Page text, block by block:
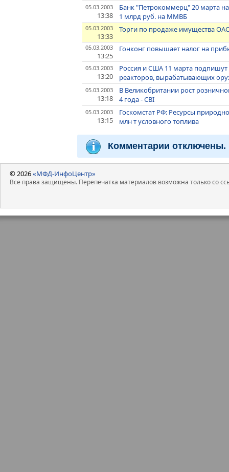
05.03.2003
13:38
Банк "Петрокоммерц" 20 марта
1 млрд руб. на ММВБ
05.03.2003
13:33
Торги по продаже имущества
05.03.2003
13:25
Гонконг повышает налог на
05.03.2003
13:20
Россия и США 11 марта подпишут
реакторов, вырабатывающих
05.03.2003
13:18
В Великобритании рост
4 года - CBI
05.03.2003
13:15
Госкомстат РФ: Ресурсы
млн т условного топлива
Комментарии отключены.
© 2026«МФД-ИнфоЦентр»
Все права защищены. Перепечатка материалов возможна только со